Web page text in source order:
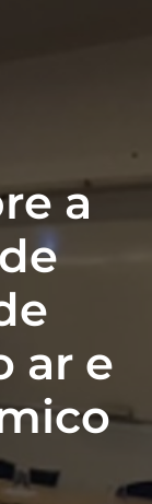
a
ar e